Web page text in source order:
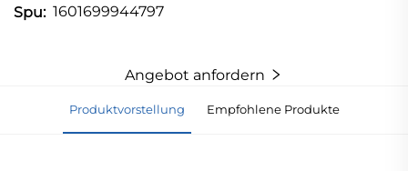
Spu: 1601699944797
Angebot anfordern
Produktvorstellung Empfohlene Produkte